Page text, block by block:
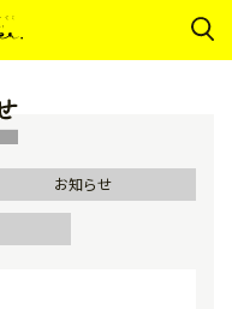
お知らせ